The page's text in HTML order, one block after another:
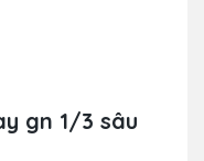
gn 1/3 sâu